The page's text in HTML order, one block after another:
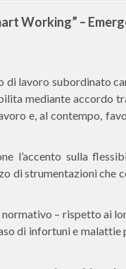
Working” –
lavoro subordinato
mediante accordo
e, al contempo,
l’accento sulla
di strumentazioni che
– rispetto ai
di infortuni e malattie